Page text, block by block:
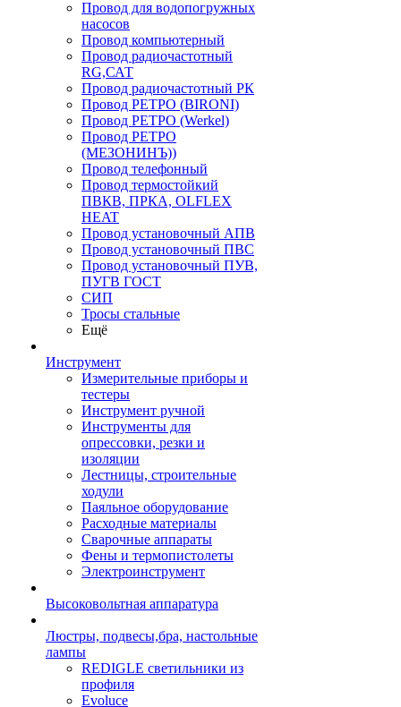
Провод для водопогружных
насосов
Провод компьютерный
Провод радиочастотный
RG,САТ
Провод радиочастотный РК
Провод РЕТРО (BIRONI)
Провод РЕТРО (Werkel)
Провод РЕТРО
(МЕЗОНИНЪ))
Провод телефонный
Провод термостойкий
ПВКВ, ПРКА, OLFLEX
HEAT
Провод установочный АПВ
Провод установочный ПВС
Провод установочный ПУВ,
ПУГВ ГОСТ
СИП
Тросы стальные
Ещё
Инструмент
Измерительные приборы и
тестеры
Инструмент ручной
Инструменты для
опрессовки, резки и
изоляции
Лестницы, строительные
ходули
Паяльное оборудование
Расходные материалы
Сварочные аппараты
Фены и термопистолеты
Электроинструмент
Высоковольтная аппаратура
Люстры, подвесы,бра, настольные
лампы
REDIGLE светильники из
профиля
Evoluce